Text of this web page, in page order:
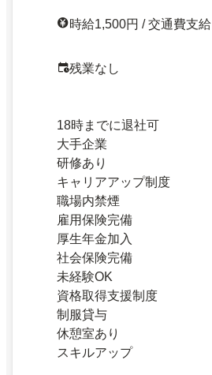
時給1,500円 / 交通費支給
残業なし
18時までに退社可
大手企業
研修あり
キャリアアップ制度
職場内禁煙
雇用保険完備
厚生年金加入
社会保険完備
未経験OK
資格取得支援制度
制服貸与
休憩室あり
スキルアップ